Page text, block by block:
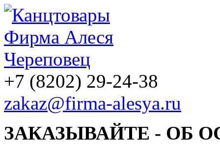
+7 (8202) 29-24-38
zakaz@firma-alesya.ru
ЗАКАЗЫВАЙТЕ - ОБ